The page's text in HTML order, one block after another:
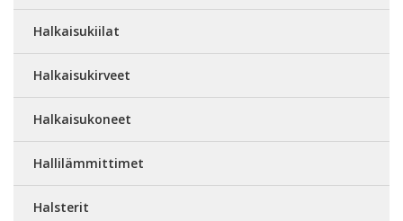
Halkaisukiilat
Halkaisukirveet
Halkaisukoneet
Hallilämmittimet
Halsterit